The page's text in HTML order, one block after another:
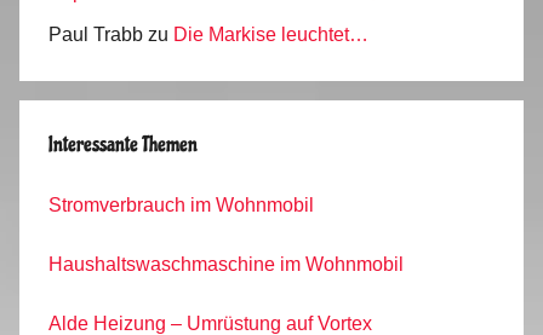
Paul Trabb zu Die Markise leuchtet…
Interessante Themen
Stromverbrauch im Wohnmobil
Haushaltswaschmaschine im Wohnmobil
Alde Heizung – Umrüstung auf Vortex